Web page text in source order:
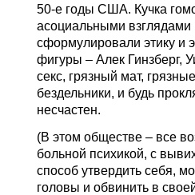
50-е годы США. Кучка
асоциальными взглядами
сформулировали этику и
фигуры – Алек Гинзберг,
секс, грязный мат,
бездельники, и будь
несчастен.
(В этом обществе – все
больной психикой, с
способ утвердить себя,
головы и обвинить в